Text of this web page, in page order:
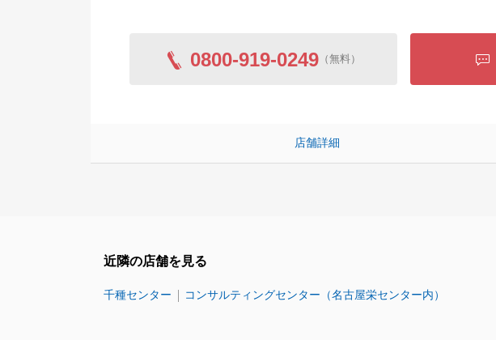
0800-919-0249 （無料）
店舗詳細
近隣の店舗を見る
千種センター コンサルティングセンター（名古屋栄センター内）